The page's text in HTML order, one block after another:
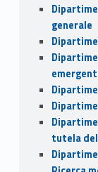
generale
tutela